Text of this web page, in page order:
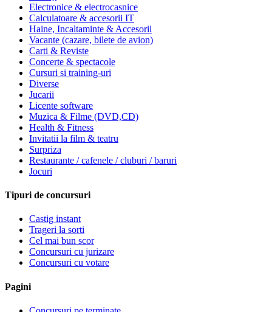
Electronice & electrocasnice
Calculatoare & accesorii IT
Haine, Incaltaminte & Accesorii
Vacante (cazare, bilete de avion)
Carti & Reviste
Concerte & spectacole
Cursuri si training-uri
Diverse
Jucarii
Licente software
Muzica & Filme (DVD,CD)
Health & Fitness
Invitatii la film & teatru
Surpriza
Restaurante / cafenele / cluburi / baruri
Jocuri
Tipuri de concursuri
Castig instant
Trageri la sorti
Cel mai bun scor
Concursuri cu jurizare
Concursuri cu votare
Pagini